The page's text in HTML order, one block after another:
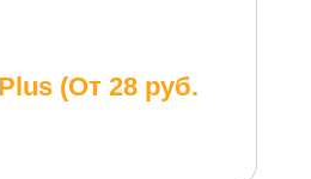
(От 28 руб.